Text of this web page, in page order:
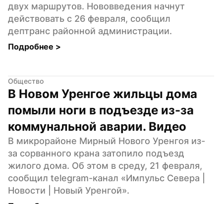
двух маршрутов. Нововведения начнут
действовать с 26 февраля, сообщил
дептранс районной администрации.
Подробнее >
Общество
В Новом Уренгое жильцы дома
помыли ноги в подъезде из-за
коммунальной аварии. Видео
В микрорайоне Мирный Нового Уренгоя из-
за сорванного крана затопило подъезд
жилого дома. Об этом в среду, 21 февраля,
сообщил telegram-канал «Импульс Севера |
Новости | Новый Уренгой».